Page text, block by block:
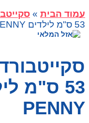
עמוד הבית»
53 ס"מ לילדים BOARD PENNY
PENNY